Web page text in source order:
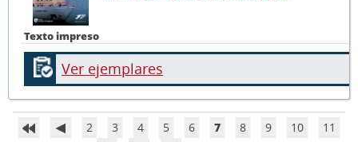
Texto impreso
Ver ejemplares
2 3 4 5 6 7 8 9 10
11